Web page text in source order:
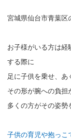
宮城県仙台市青葉区
お子様がいる方は経
する際に
足に子供を乗せ、あ
その形が腕への負担
多くの方がその姿勢
子供の育児や抱っこ